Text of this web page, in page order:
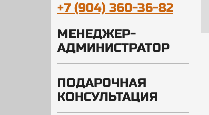
+7 (904) 360-36-82
МЕНЕДЖЕР-
АДМИНИСТРАТОР
ПОДАРОЧНАЯ
КОНСУЛЬТАЦИЯ